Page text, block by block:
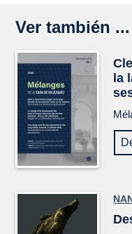
Ver también ...
la